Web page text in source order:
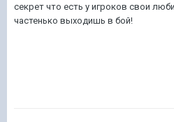
секрет что есть у игроков свои
частенько выходишь в бой!